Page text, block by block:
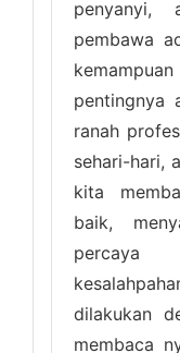
penyanyi,
pembawa
pentingnya
ranah
sehari-hari,
kita
baik,
percaya
dilakukan
membaca